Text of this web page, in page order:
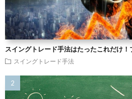
スイングトレード手法はたったこれだけ
スイングトレード手法